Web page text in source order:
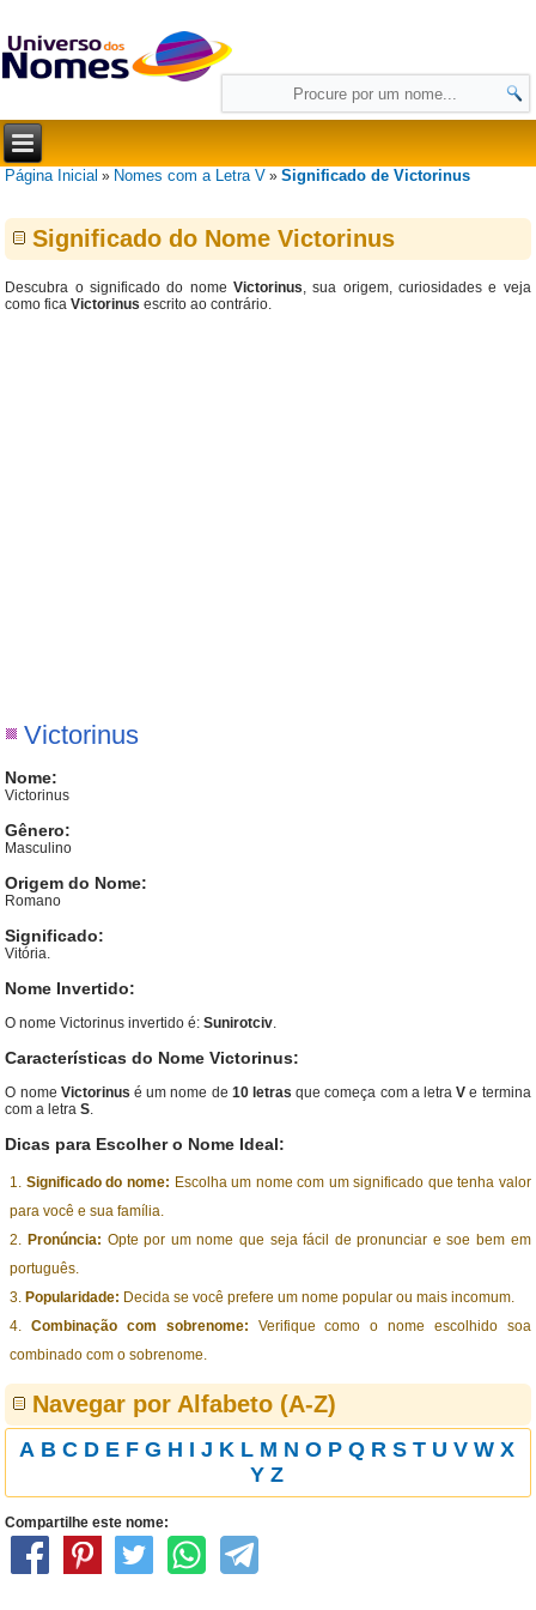
Página Inicial » Nomes com a Letra V »Significado de Victorinus
Significado do Nome Victorinus
Descubra o significado do nome Victorinus, sua origem, curiosidades e veja
como ficaVictorinus escrito ao contrário.
Victorinus
Nome:
Victorinus
Gênero:
Masculino
Origem do Nome:
Romano
Significado:
Vitória.
Nome Invertido:
O nome Victorinus invertido é:Sunirotciv.
Características do Nome Victorinus:
O nome Victorinus é um nome de 10 letras que começa com a letraV e termina
com a letraS.
Dicas para Escolher o Nome Ideal:
Significado do nome: Escolha um nome com um significado que tenha valor
para você e sua família.
Pronúncia: Opte por um nome que seja fácil de pronunciar e soe bem em
português.
Popularidade: Decida se você prefere um nome popular ou mais incomum.
Combinação com sobrenome: Verifique como o nome escolhido soa
combinado com o sobrenome.
Navegar por Alfabeto (A-Z)
A B C D E F G H I J K L M N O P Q R S T U V W X
Y Z
Compartilhe este nome: